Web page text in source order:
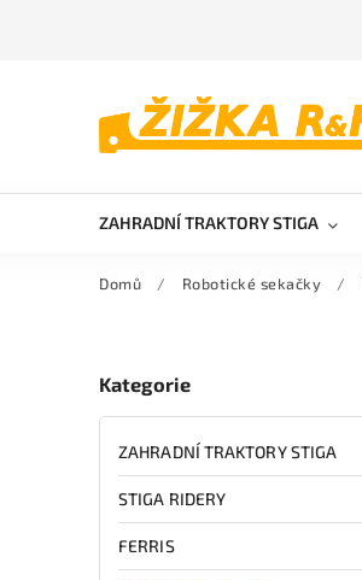
ZAHRADNÍ TRAKTORY STIGA
Domů / Robotické sekačky /
Kategorie
ZAHRADNÍ TRAKTORY STIGA
STIGA RIDERY
FERRIS